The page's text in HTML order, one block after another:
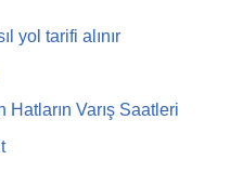
yol tarifi alınır
Varış Saatleri